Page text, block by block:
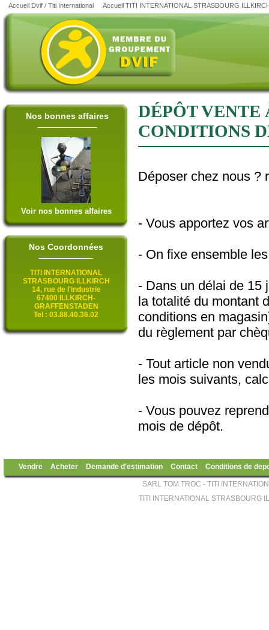
Accueil Dvif / Titi International Accueil TITI INTERNATIONAL STRASBOURG
Nos bonnes affaires
Voir nos bonnes affaires
Nos Coordonnées
TITI INTERNATIONAL
STRASBOURG ILLKIRCH
14, rue de l'industrie
67400 ILLKIRCH-
GRAFFENSTADEN
Tel : 03.88.40.36.02
DÉPÔT
CONDITIONS
Déposer chez nous ?
- Vous apportez vos
- On fixe ensemble
- Dans un délai de 15
la totalité du montant
conditions en
du règlement par
- Tout article non
les mois suivants,
- Vous pouvez
mois de dépôt.
Vendre Acheter Demande d'estimation Contact Conditions de
SARL TOM TROC - TITI
TITI INTERNATIONAL STRASBOURG